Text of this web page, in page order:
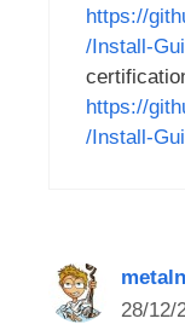
https://
/Install-
https://
/Install-
28/12/